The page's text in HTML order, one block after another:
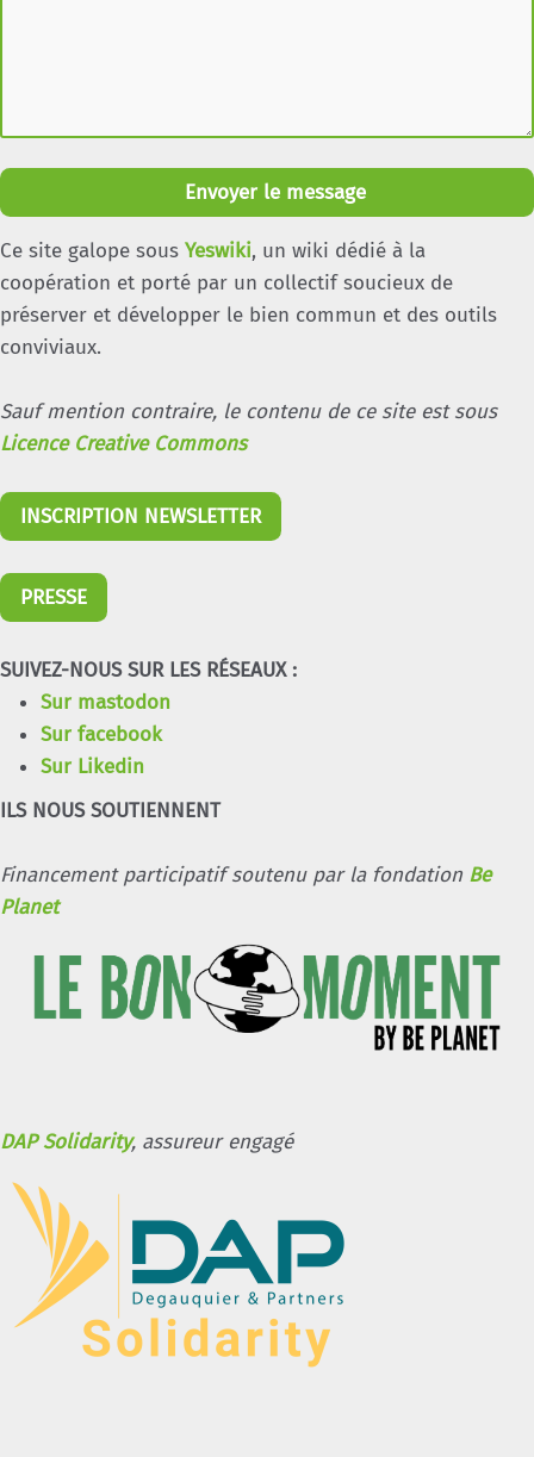
Envoyer le message
Ce site galope sous Yeswiki, un wiki dédié à la
coopération et porté par un collectif soucieux de
préserver et développer le bien commun et des outils
conviviaux.
Sauf mention contraire, le contenu de ce site est sous
Licence Creative Commons
INSCRIPTION NEWSLETTER
PRESSE
SUIVEZ-NOUS SUR LES RÉSEAUX :
Sur mastodon
Sur facebook
Sur Likedin
ILS NOUS SOUTIENNENT
Financement participatif soutenu par la fondation Be
Planet
DAP Solidarity, assureur engagé